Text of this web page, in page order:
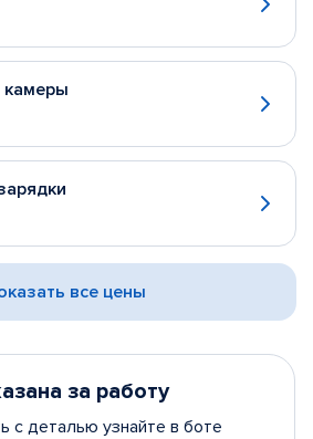
камеры
все цены
за работу
с деталью узнайте в боте